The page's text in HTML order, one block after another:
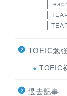
teap
TOEIC勉
TOEIC
過去記事